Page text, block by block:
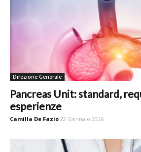
Direzione Generale
Pancreas Unit: standard,
esperienze
Camilla De Fazio 22 Gennaio 2026